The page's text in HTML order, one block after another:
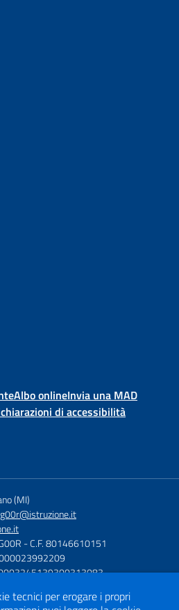
Albo onlineInvia una MAD
di accessibilità
(MI)
- C.F. 80146610151
tecnici per erogare i propri